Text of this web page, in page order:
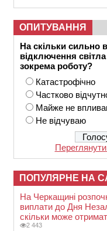
ОПИТУВАННЯ
На скільки сильно
відключення
зокрема роботу?
Катастрофічно
Частково
Майже не
Не відчуваю
ПОПУЛЯРНЕ НА
На Черкащині
виплати до Дня
скільки може
2 443